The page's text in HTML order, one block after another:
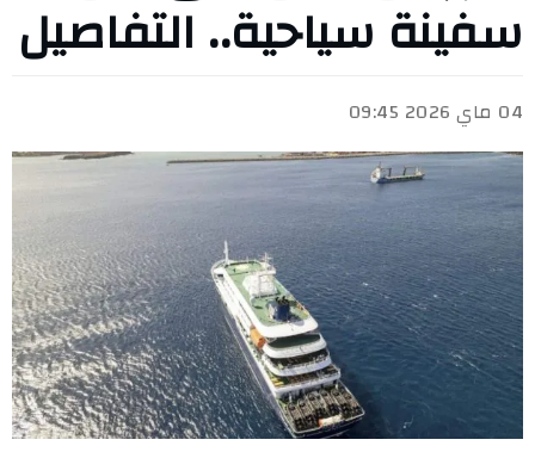
سفينة سياحية.. التفاصيل
04 ماي 2026 09:45